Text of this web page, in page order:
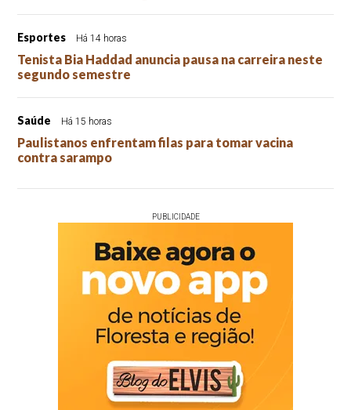
Esportes Há 14 horas
Tenista Bia Haddad anuncia pausa na carreira neste
segundo semestre
Saúde Há 15 horas
Paulistanos enfrentam filas para tomar vacina
contra sarampo
PUBLICIDADE